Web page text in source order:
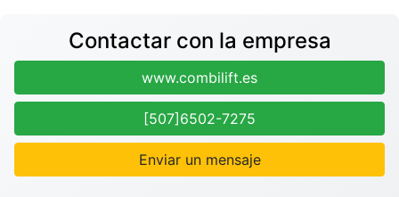
Contactar con la empresa
www.combilift.es
[507]6502-7275
Enviar un mensaje